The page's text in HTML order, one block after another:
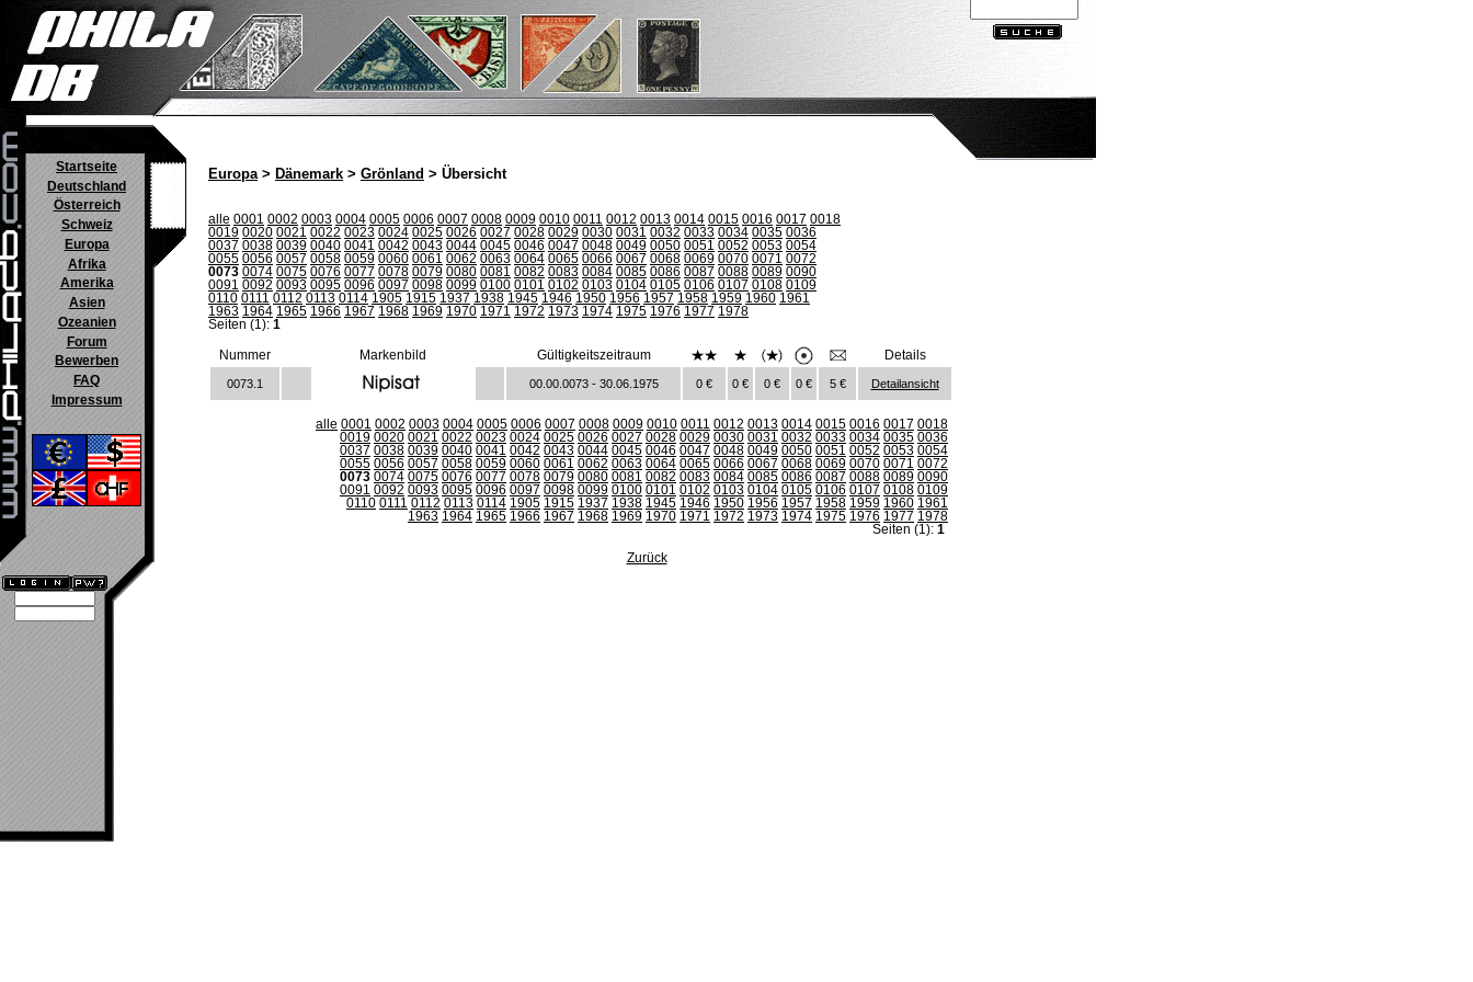
Startseite
Deutschland
Österreich
Schweiz
Europa
Afrika
Amerika
Asien
Ozeanien
Forum
Bewerben
FAQ
Impressum
Europa> Dänemark > Grönland > Übersicht
alle 0001 0002 0003 0004 0005 0006 0007 0008 0009 0010 0011 0012 0013 0014 0015 0016 0017 0018
0019 0020 0021 0022 0023 0024 0025 0026 0027 0028 0029 0030 0031 0032 0033 0034 0035 0036
0037 0038 0039 0040 0041 0042 0043 0044 0045 0046 0047 0048 0049 0050 0051 0052 0053 0054
0055 0056 0057 0058 0059 0060 0061 0062 0063 0064 0065 0066 0067 0068 0069 0070 0071 0072
0073 0074 0075 0076 0077 0078 0079 0080 0081 0082 0083 0084 0085 0086 0087 0088 0089 0090
0091 0092 0093 0095 0096 0097 0098 0099 0100 0101 0102 0103 0104 0105 0106 0107 0108 0109
0110 0111 0112 0113 0114 1905 1915 1937 1938 1945 1946 1950 1956 1957 1958 1959 1960 1961
1963 1964 1965 1966 1967 1968 1969 1970 1971 1972 1973 1974 1975 1976 1977 1978
Seiten (1): 1
Nummer Markenbild Gültigkeitszeitraum Details
0073.1 00.00.0073 - 30.06.1975 0 € 0 € 0 € 0 € 5 € Detailansicht
alle 0001 0002 0003 0004 0005 0006 0007 0008 0009 0010 0011 0012 0013 0014 0015 0016 0017 0018
0019 0020 0021 0022 0023 0024 0025 0026 0027 0028 0029 0030 0031 0032 0033 0034 0035 0036
0037 0038 0039 0040 0041 0042 0043 0044 0045 0046 0047 0048 0049 0050 0051 0052 0053 0054
0055 0056 0057 0058 0059 0060 0061 0062 0063 0064 0065 0066 0067 0068 0069 0070 0071 0072
0073 0074 0075 0076 0077 0078 0079 0080 0081 0082 0083 0084 0085 0086 0087 0088 0089 0090
0091 0092 0093 0095 0096 0097 0098 0099 0100 0101 0102 0103 0104 0105 0106 0107 0108 0109
0110 0111 0112 0113 0114 1905 1915 1937 1938 1945 1946 1950 1956 1957 1958 1959 1960 1961
1963 1964 1965 1966 1967 1968 1969 1970 1971 1972 1973 1974 1975 1976 1977 1978
Seiten (1): 1
Zurück